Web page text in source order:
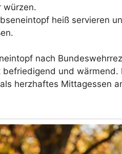
würzen.
heiß servieren
nach
befriedigend und
herzhaftes Mittagessen